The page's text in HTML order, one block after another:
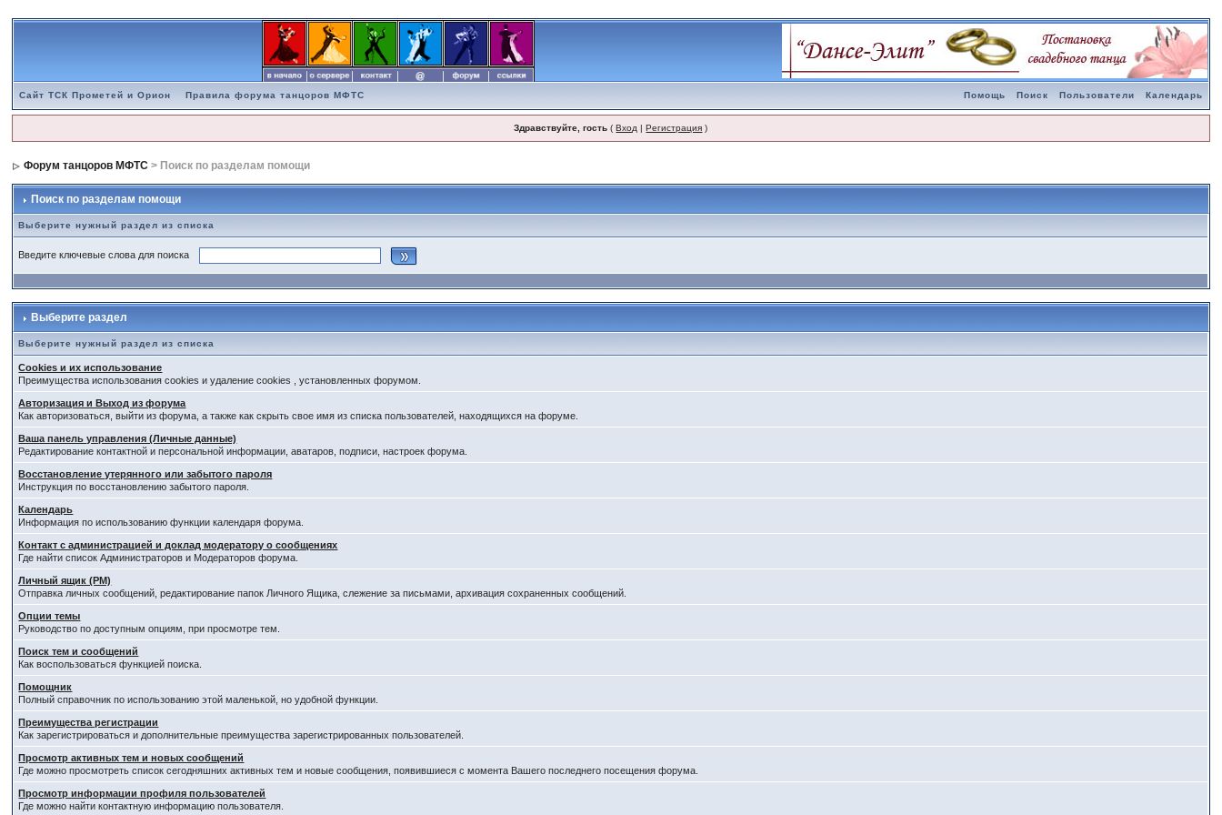
Сайт ТСК Прометей и Орион Правила форума танцоров МФТС Помощь Поиск Пользователи Календарь
Здравствуйте, гость (Вход |Регистрация )
Форум танцоров МФТС > Поиск по разделам помощи
Поиск по разделам помощи
Выберите нужный раздел из списка
Введите ключевые слова для поиска
Выберите раздел
Выберите нужный раздел из списка
Cookies и их использование
Преимущества использования cookies и удаление cookies , установленных форумом.
Авторизация и Выход из форума
Как авторизоваться, выйти из форума, а также как скрыть свое имя из списка пользователей, находящихся на форуме.
Ваша панель управления (Личные данные)
Редактирование контактной и персональной информации, аватаров, подписи, настроек форума.
Восстановление утерянного или забытого пароля
Инструкция по восстановлению забытого пароля.
Календарь
Информация по использованию функции календаря форума.
Контакт с администрацией и доклад модератору о сообщениях
Где найти список Администраторов и Модераторов форума.
Личный ящик (PM)
Отправка личных сообщений, редактирование папок Личного Ящика, слежение за письмами, архивация сохраненных сообщений.
Опции темы
Руководство по доступным опциям, при просмотре тем.
Поиск тем и сообщений
Как воспользоваться функцией поиска.
Помощник
Полный справочник по использованию этой маленькой, но удобной функции.
Преимущества регистрации
Как зарегистрироваться и дополнительные преимущества зарегистрированных пользователей.
Просмотр активных тем и новых сообщений
Где можно просмотреть список сегодняшних активных тем и новые сообщения, появившиеся с момента Вашего последнего посещения форума.
Просмотр информации профиля пользователей
Где можно найти контактную информацию пользователя.